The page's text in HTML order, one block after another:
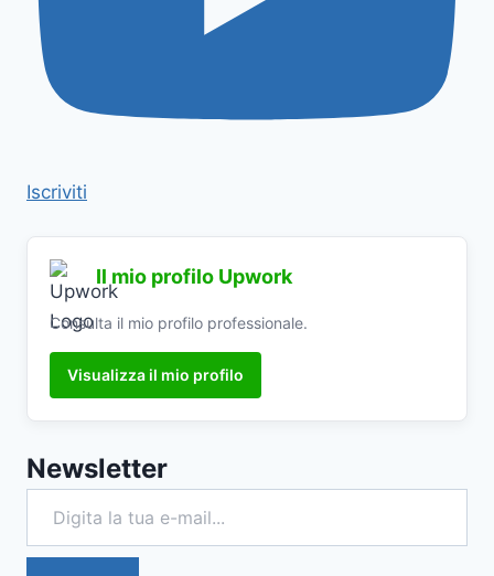
Iscriviti
Il mio profilo Upwork
Consulta il mio profilo professionale.
Visualizza il mio profilo
Newsletter
Digita la tua e-mail...